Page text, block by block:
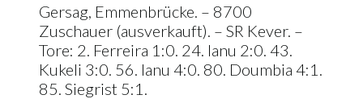
Gersag, Emmenbrücke. – 8700
Zuschauer (ausverkauft). – SR Kever. –
Tore: 2. Ferreira 1:0. 24. Ianu 2:0. 43.
Kukeli 3:0. 56. Ianu 4:0. 80. Doumbia 4:1.
85. Siegrist 5:1.